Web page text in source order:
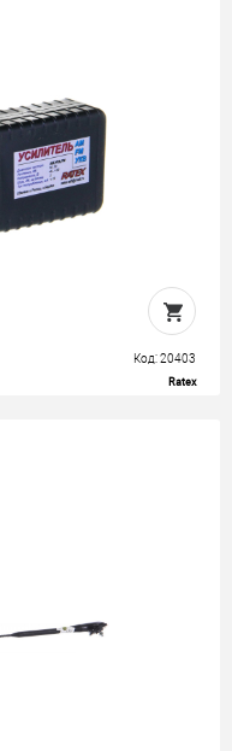
Код: 20403
Ratex